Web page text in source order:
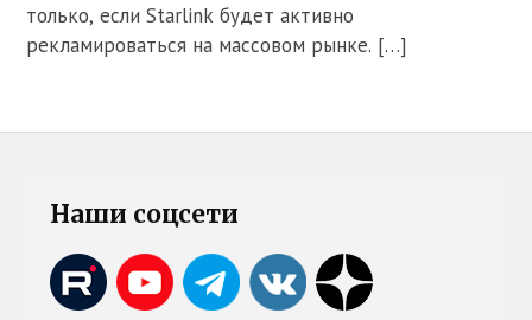
только, если Starlink будет активно
рекламироваться на массовом рынке. […]
Наши соцсети